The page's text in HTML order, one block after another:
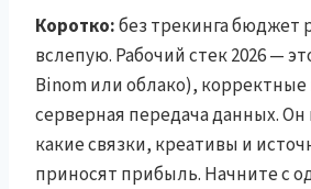
вслепую — и как
аналитику,
выживает
Коротко:без трекинга бюджет
вслепую. Рабочий стек 2026 —
Binom или облако), корректные
серверная передача данных. Он
какие связки, креативы и
приносят прибыль. Начните с